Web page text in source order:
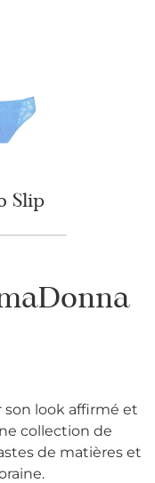
Slip
son look affirmé et
collection de
de matières et